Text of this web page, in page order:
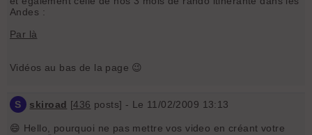
Andes :
Par là
Vidéos au bas de la page 😉
S skiroad [436 posts] - Le 11/02/2009 13:13
😄 Hello, pourquoi ne pas mettre vos video en créant votre